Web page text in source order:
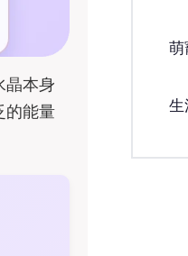
晶本身
的能量
萌
生